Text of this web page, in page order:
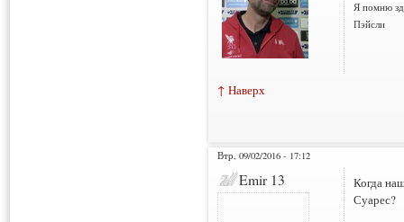
Я помню
Пэйсли
↑ Наверх
Втр, 09/02/2016 - 17:12
Emir 13
Когда
Суарес?